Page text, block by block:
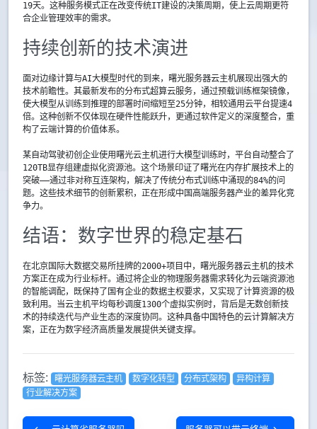
19天。这种服务模式正在改变传统IT建设的决策周期，使上云周期更符
合企业管理效率的需求。
持续创新的技术演进
面对边缘计算与AI大模型时代的到来，曙光服务器云主机展现出强大的
技术前瞻性。其最新发布的分布式超算云服务，通过预载训练框架镜像，
使大模型从训练到推理的部署时间缩短至25分钟，相较通用云平台提速4
倍。这种创新不仅体现在硬件性能跃升，更通过软件定义的深度整合，重
构了云端计算的价值体系。
某自动驾驶初创企业使用曙光云主机进行大模型训练时，平台自动整合了
120TB显存组建虚拟化资源池。这个场景印证了曙光在内存扩展技术上的
突破——通过非对称互连架构，解决了传统分布式训练中涌现的84%的问
题。这些技术细节的创新累积，正在形成中国高端服务器产业的差异化竞
争力。
结语：数字世界的稳定基石
在北京国际大数据交易所挂牌的2000+项目中，曙光服务器云主机的技术
方案正在成为行业标杆。通过将企业的物理服务器需求转化为云端资源池
的智能调配，既保持了国有企业的数据主权要求，又实现了计算资源的极
致利用。当云主机平均每秒调度1300个虚拟实例时，背后是无数创新技
术的持续迭代与产业生态的深度协同。这种具备中国特色的云计算解决方
案，正在为数字经济高质量发展提供关键支撑。
标签: 曙光服务器云主机 数字化转型 分布式架构
异构计算
行业解决方案